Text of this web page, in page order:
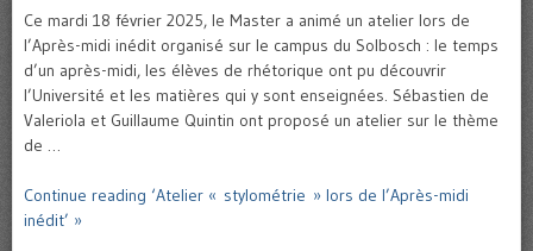
Ce mardi 18 février 2025, le Master a animé un atelier lors de
l’Après-midi inédit organisé sur le campus du Solbosch : le temps
d’un après-midi, les élèves de rhétorique ont pu découvrir
l’Université et les matières qui y sont enseignées. Sébastien de
Valeriola et Guillaume Quintin ont proposé un atelier sur le thème
de …
Continue reading ‘Atelier « stylométrie » lors de l’Après-midi
inédit’ »